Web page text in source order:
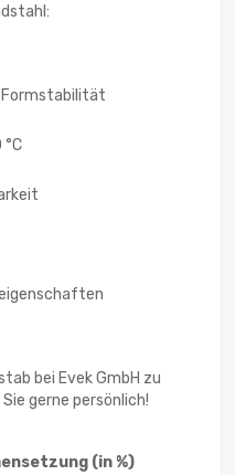
Formstabilität
bei Evek GmbH zu
gerne persönlich!
(in %)